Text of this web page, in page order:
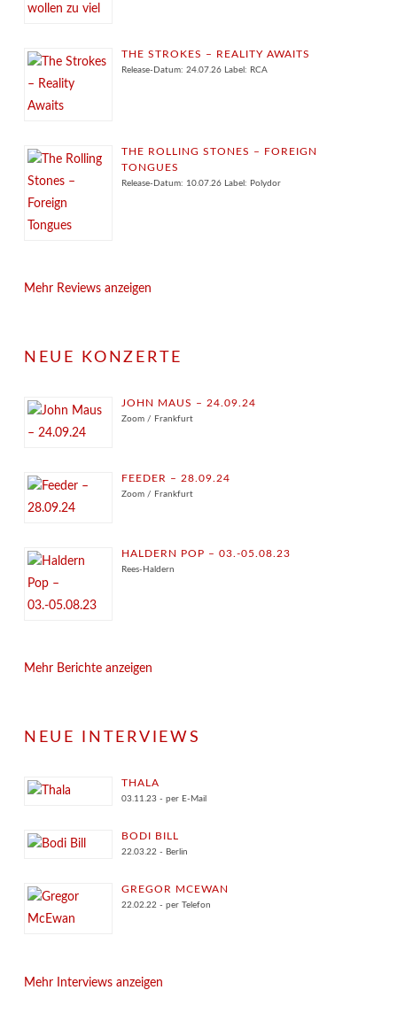
THE STROKES – REALITY AWAITS
Release-Datum: 24.07.26 Label: RCA
THE ROLLING STONES – FOREIGN
TONGUES
Release-Datum: 10.07.26 Label: Polydor
Mehr Reviews anzeigen
NEUE KONZERTE
JOHN MAUS – 24.09.24
Zoom / Frankfurt
FEEDER – 28.09.24
Zoom / Frankfurt
HALDERN POP – 03.-05.08.23
Rees-Haldern
Mehr Berichte anzeigen
NEUE INTERVIEWS
THALA
03.11.23 - per E-Mail
BODI BILL
22.03.22 - Berlin
GREGOR MCEWAN
22.02.22 - per Telefon
Mehr Interviews anzeigen